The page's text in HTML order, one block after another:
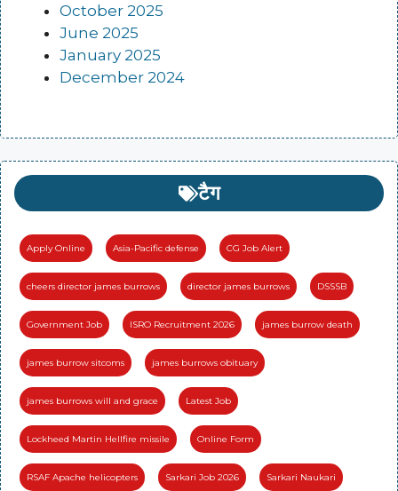
October 2025
June 2025
January 2025
December 2024
टैग
Apply Online Asia-Pacific defense CG Job Alert
cheers director james burrows director james burrows DSSSB
Government Job ISRO Recruitment 2026 james burrow death
james burrow sitcoms james burrows obituary
james burrows will and grace Latest Job
Lockheed Martin Hellfire missile Online Form
RSAF Apache helicopters Sarkari Job 2026 Sarkari Naukari